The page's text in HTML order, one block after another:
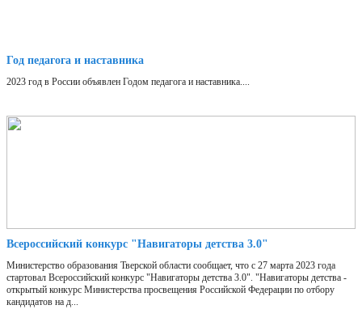
Год педагога и наставника
2023 год в России объявлен Годом педагога и наставника....
Всероссийский конкурс "Навигаторы детства 3.0"
Министерство образования Тверской области сообщает, что с 27 марта 2023 года
стартовал Всероссийский конкурс "Навигаторы детства 3.0". "Навигаторы детства -
открытый конкурс Министерства просвещения Российской Федерации по отбору
кандидатов на д...